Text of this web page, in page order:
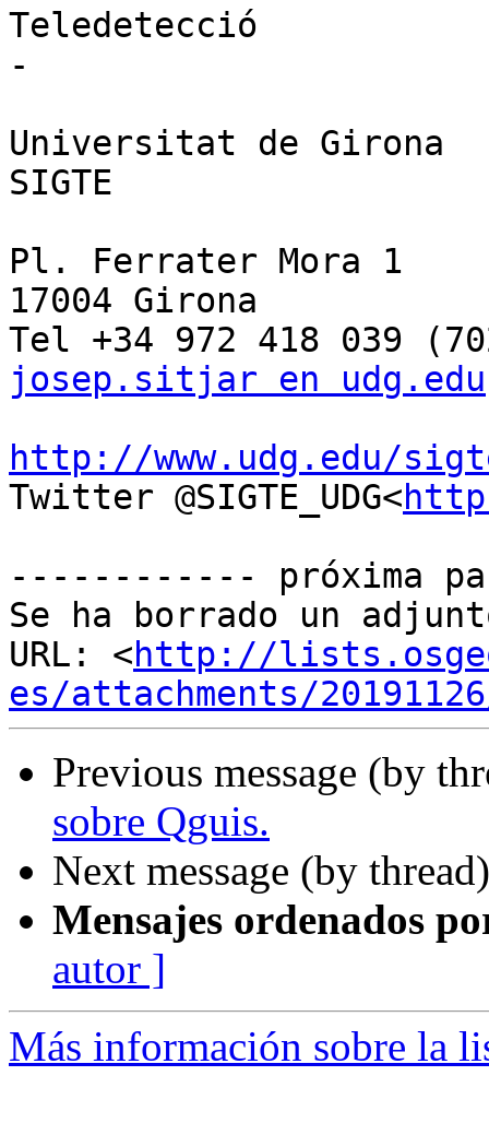
Teledetecció
-
Universitat de Girona
SIGTE
Pl. Ferrater Mora 1
17004 Girona
josep.sitjar en udg.edu
http://www.udg.edu/
Twitter @SIGTE_UDG<
------------ próxima
Se ha borrado un
URL: <http://
es/attachments/
Previous message (by
sobre Qguis.
Next message (by
Mensajes ordenados
autor ]
Más información sobre la